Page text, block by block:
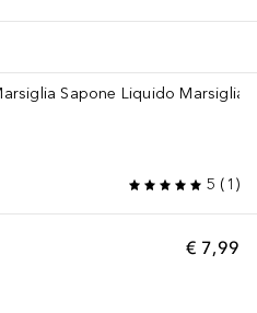
Sapone Liquido Marsiglia
5 ( 1 )
€ 7,99